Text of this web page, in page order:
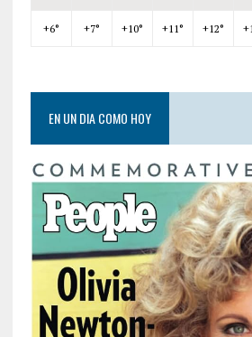
+6° +7° +10° +11° +12° +
EN UN DIA COMO HOY